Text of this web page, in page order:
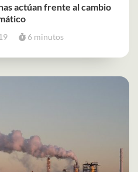
actúan frente al cambio
6 minutos